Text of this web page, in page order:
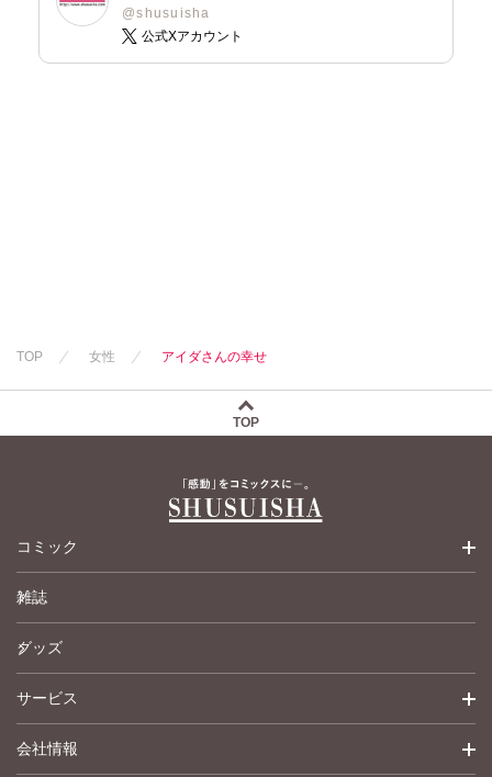
@shusuisha
公式Xアカウント
TOP 女性 アイダさんの幸せ
TOP
コミック
少女コミック
女性コミック
ペットコミック
青年コミック
雑誌
グッズ
サービス
詳細検索
会社情報